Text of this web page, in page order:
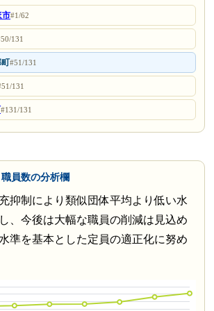
市#1/62
131
#51/131
131
#131/131
員数の分析欄
抑制により類似団体平均より低い水
、今後は大幅な職員の削減は見込め
準を基本とした定員の適正化に努め